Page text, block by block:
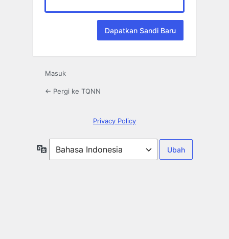
Masuk
← Pergi ke TQNN
Privacy Policy
Bahasa